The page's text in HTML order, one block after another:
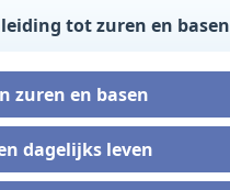
tot zuren en basen
zuren en basen
dagelijks leven